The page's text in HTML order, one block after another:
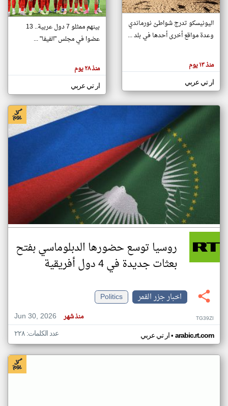
تغيير الدولة
اخبار جزر القمر على مدار الساعة
أهم اخبار جزر القمر العاجلة والمباشرة
هنا عن
وجهة
كاتبيها.
اليونيسكو تدرج شواطئ نورماندي
وعدة مواقع أخرى أحدها في بلد ...
منذ ١٣ يوم
ار تي عربي
بينهم ممثلو 7 دول عربية.. 13
عضوا في مجلس "الفيفا" ...
منذ ٢٨ يوم
ار تي عربي
روسيا توسع حضورها الدبلوماسي بفتح
بعثات جديدة في 4 دول أفريقية
اخبار جزر القمر
Politics
Jun 30, 2026
منذ شهر TG39ZI
ار تي عربي• arabic.rt.com عدد الكلمات: ٢٢٨
klyoum.com